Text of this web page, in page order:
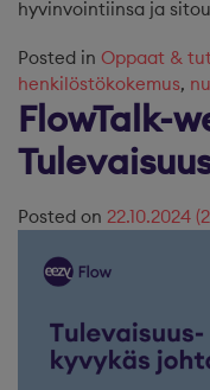
hyvinvointiinsa ja
Posted in Oppaat &
henkilöstökokemus,
FlowTalk-
Posted on 22.10.2024